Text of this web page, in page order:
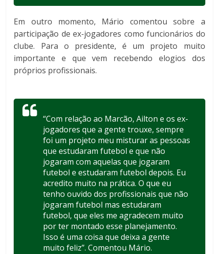
Em outro momento, Mário comentou sobre a
participação de ex-jogadores como funcionários do
clube. Para o presidente, é um projeto muito
importante e que vem recebendo elogios dos
próprios profissionais.
“Com relação ao Marcão, Ailton e os ex-
jogadores que a gente trouxe, sempre
foi um projeto meu misturar as pessoas
que estudaram futebol e que não
jogaram com aquelas que jogaram
futebol e estudaram futebol depois. Eu
acredito muito na prática. O que eu
tenho ouvido dos profissionais que não
jogaram futebol mas estudaram
futebol, que eles me agradecem muito
por ter montado esse planejamento.
Isso é uma coisa que deixa a gente
muito feliz”. Comentou Mário.